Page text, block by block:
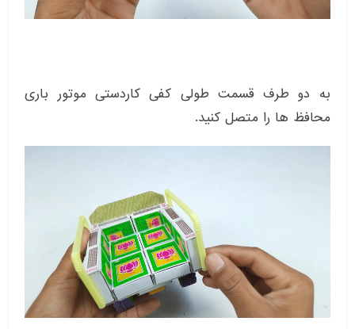
به دو طرف قسمت طولی کفی کاردستی موتور باری
محافظ ها را متصل کنید.